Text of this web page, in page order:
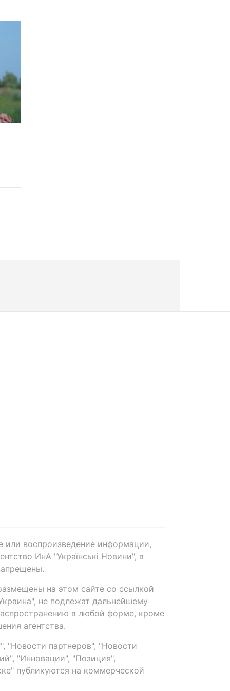
или воспроизведение информации,
ИнА "Українські Новини", в
на этом сайте со ссылкой
не подлежат дальнейшему
в любой форме, кроме
агентства.
"Новости партнеров", "Новости
"Инновации", "Позиция",
публикуются на коммерческой